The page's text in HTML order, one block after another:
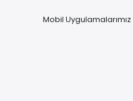
Mobil Uygulamalarımız